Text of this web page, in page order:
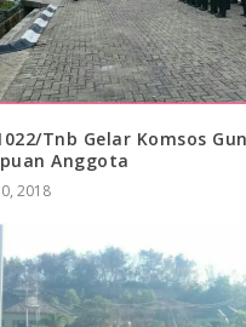
Tnb Gelar Komsos
Anggota
2018